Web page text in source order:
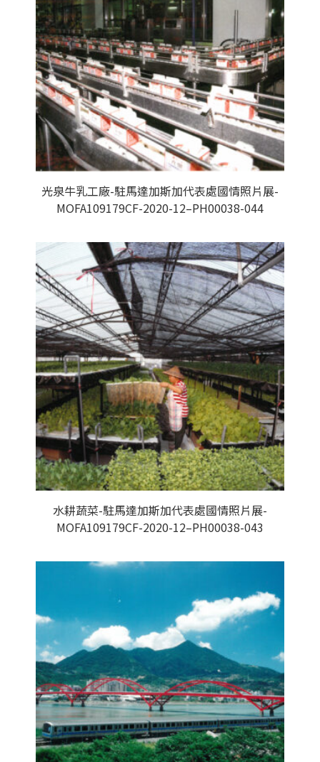
光泉牛乳工廠-駐馬達加斯加代表處國情照片展-
MOFA109179CF-2020-12–PH00038-044
水耕蔬菜-駐馬達加斯加代表處國情照片展-
MOFA109179CF-2020-12–PH00038-043